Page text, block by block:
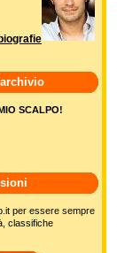
SCALPO!
per essere sempre
classifiche